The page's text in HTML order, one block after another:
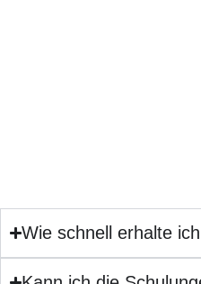
Wie schnell erhalte